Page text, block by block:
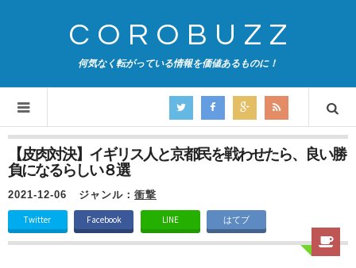
COROBUZZ
何気なく転がっている情報を価値あるものに！
【皮肉対決】イギリス人と京都民を戦わせたら、良い勝
負になるらしい８選
2021-12-06 ジャンル： 衝撃
Twitter Facebook LINE はてブ